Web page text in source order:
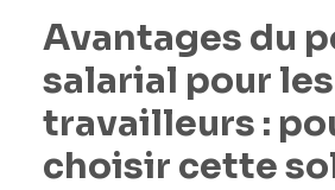
Avantages du
salarial pour les
travailleurs :
choisir cette